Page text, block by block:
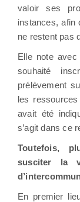
valoir ses
instances, afin
ne restent pas
Elle note avec
souhaité
prélèvement
les
avait été
s’agit dans ce
Toutefois,
susciter la
En premier